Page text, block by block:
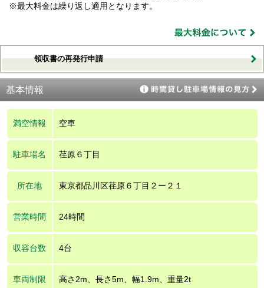
※最大料金は繰り返し適用となります。
領収書の再発行申請
基本情報
満空情報 空車
駐車場名 荏原６丁目
所在地 東京都品川区荏原６丁目２ー２１
営業時間 24時間
収容台数 4台
車両制限 高さ2m、長さ5m、幅1.9m、重量2t